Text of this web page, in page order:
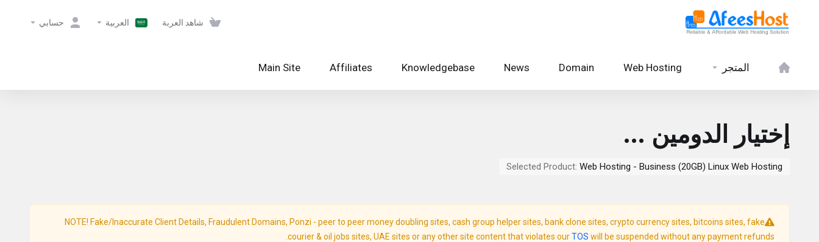
شاهد العربة العربية حسابي
المتجر Web Hosting
Domain
News
Knowledgebase
Affiliates
Main Site
إختيار الدومين ...
Selected Product: Web Hosting - Business (20GB) Linux Web Hosting
NOTE! Fake/Inaccurate Client Details, Fraudulent Domains, Ponzi - peer to peer money doubling sites, cash group helper sites, bank clone sites, crypto currency sites, bitcoins sites, fake
courier & oil jobs sites, UAE sites or any other site content that violates ourTOS will be suspended without any payment refunds.